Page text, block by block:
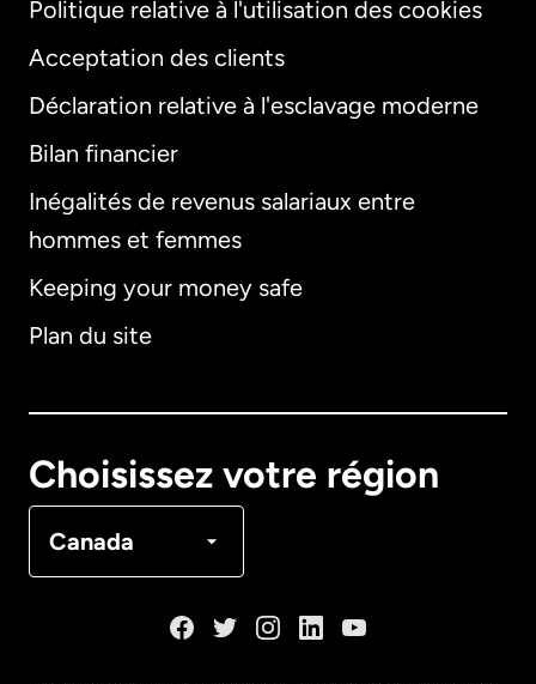
Politique relative à l'utilisation des cookies
Acceptation des clients
Déclaration relative à l'esclavage moderne
Bilan financier
Inégalités de revenus salariaux entre
hommes et femmes
Keeping your money safe
Plan du site
Choisissez votre région
Canada
International
Allemagne
Français